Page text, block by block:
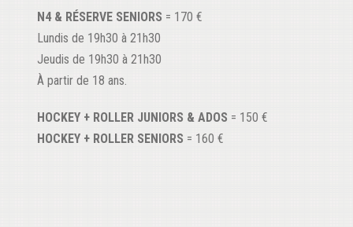
N4 & RÉSERVE SENIORS = 170 €
Lundis de 19h30 à 21h30
Jeudis de 19h30 à 21h30
À partir de 18 ans.
HOCKEY + ROLLER JUNIORS & ADOS = 150 €
HOCKEY + ROLLER SENIORS = 160 €